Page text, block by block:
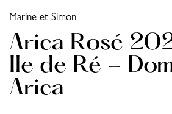
Marine et Simon
Arica Rosé
Ile de Ré -
Arica